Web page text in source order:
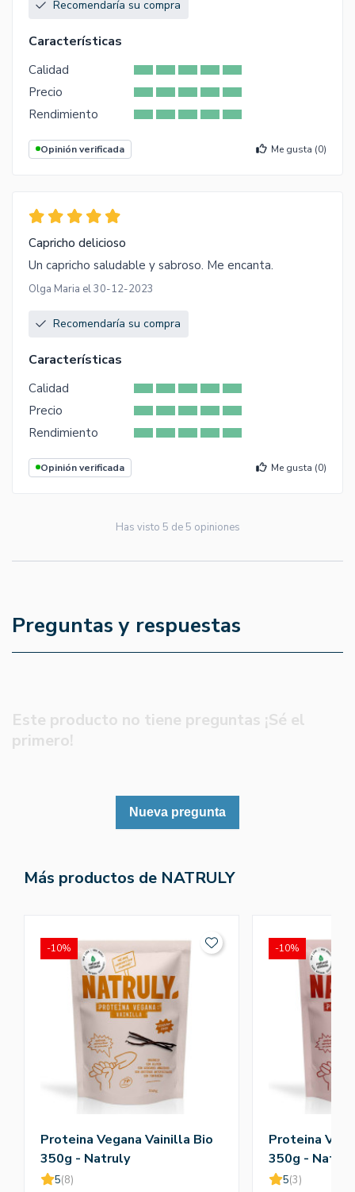
Recomendaría su compra
Características
Calidad
Precio
Rendimiento
Opinión verificada Me gusta (0)
Capricho delicioso
Un capricho saludable y sabroso. Me encanta.
Olga Maria el 30-12-2023
Recomendaría su compra
Características
Calidad
Precio
Rendimiento
Opinión verificada Me gusta (0)
Has visto 5 de 5 opiniones
Preguntas y respuestas
Este producto no tiene preguntas ¡Sé el
primero!
Nueva pregunta
Más productos de NATRULY
Proteina Vegana Vainilla Bio
350g - Natruly
5(8)
-10%
Proteina
350g -
5(3)
-10%